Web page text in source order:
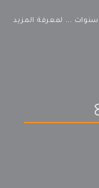
سنوات ... لمعرفة المزيد